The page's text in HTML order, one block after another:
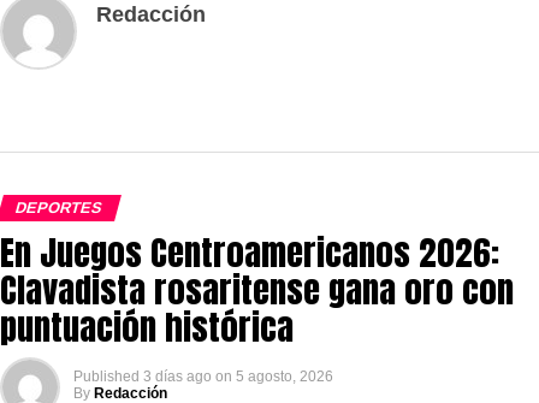
Redacción
DEPORTES
En Juegos Centroamericanos 2026:
Clavadista rosaritense gana oro con
puntuación histórica
Published 3 días ago on 5 agosto, 2026
By Redacción